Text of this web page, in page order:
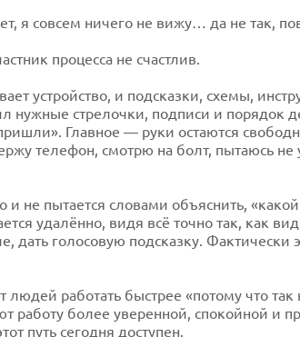
совсем ничего не вижу… да не так,
процесса не счастлив.
устройство, и подсказки, схемы,
нужные стрелочки, подписи и
Главное — руки остаются
телефон, смотрю на болт, пытаюсь
и не пытается словами объяснить,
удалённо, видя всё точно так, как
дать голосовую подсказку.
работать быстрее «потому что
работу более уверенной, спокойной и
путь сегодня доступен.